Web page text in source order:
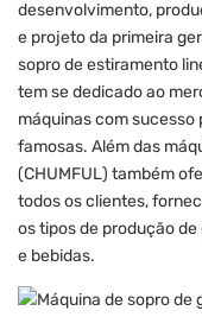
desenvolvimento,
e projeto da primeira
sopro de estiramento
tem se dedicado ao
máquinas com
famosas. Além das
(CHUMFUL) também
todos os clientes,
os tipos de produção
e bebidas.